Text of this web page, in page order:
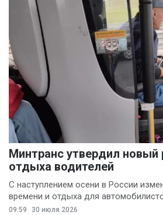
Минтранс утвердил
отдыха водителей
С наступлением осени в России
времени и отдыха для
09:59 30 июля 2026